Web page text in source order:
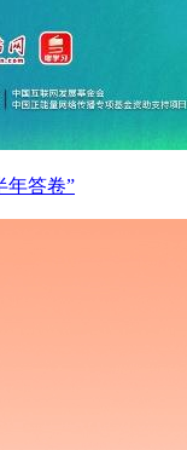
年答卷”